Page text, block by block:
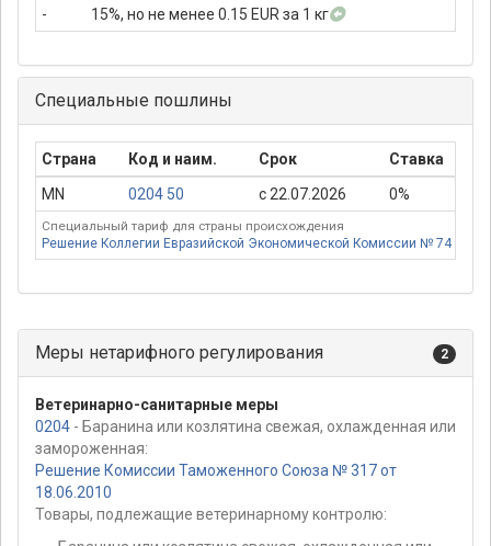
-
15%, но не менее 0.15 EUR за 1 кг
Специальные пошлины
Страна Код и наим. Срок Ставка
MN
0204 50 с 22.07.2026 0%
Специальный тариф для страны происхождения
Решение Коллегии Евразийской Экономической Комиссии № 74 от
Меры нетарифного регулирования 2
Ветеринарно-санитарные меры
0204 - Баранина или козлятина свежая, охлажденная или
замороженная:
Решение Комиссии Таможенного Союза № 317 от
18.06.2010
Товары, подлежащие ветеринарному контролю: